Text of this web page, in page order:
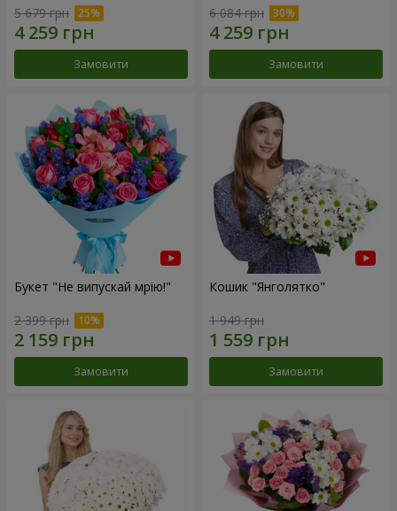
5 679 грн
Замовити
6 084 грн
Замовити
Букет "Не випускай мрію!"
2 399 грн
Замовити
Кошик "Янголятко"
1 949 грн
Замовити